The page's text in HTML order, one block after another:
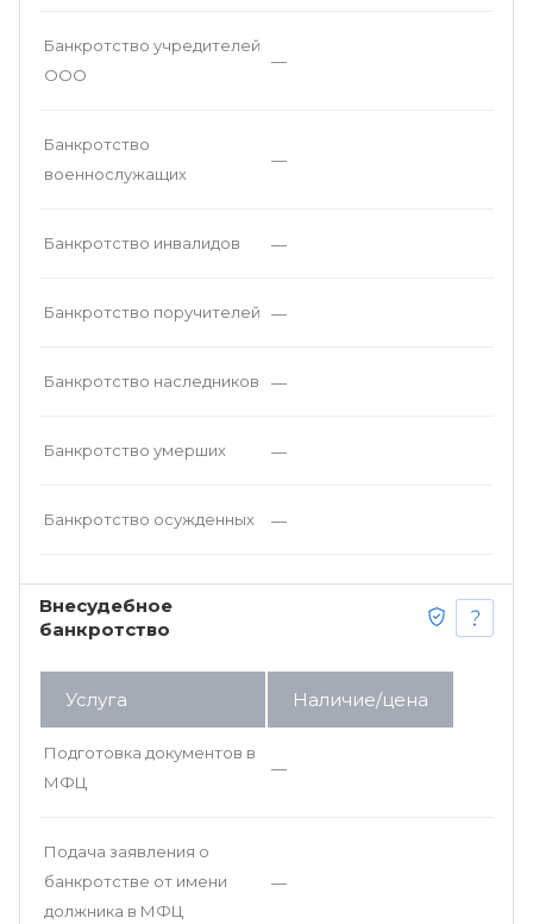
Банкротство учредителей
ООО
—
Банкротство
военнослужащих
—
Банкротство инвалидов —
Банкротство поручителей —
Банкротство наследников —
Банкротство умерших —
Банкротство осужденных —
Внесудебное
банкротство
Услуга Наличие/цена
Подготовка документов в
МФЦ
—
Подача заявления о
банкротстве от имени
должника в МФЦ
—